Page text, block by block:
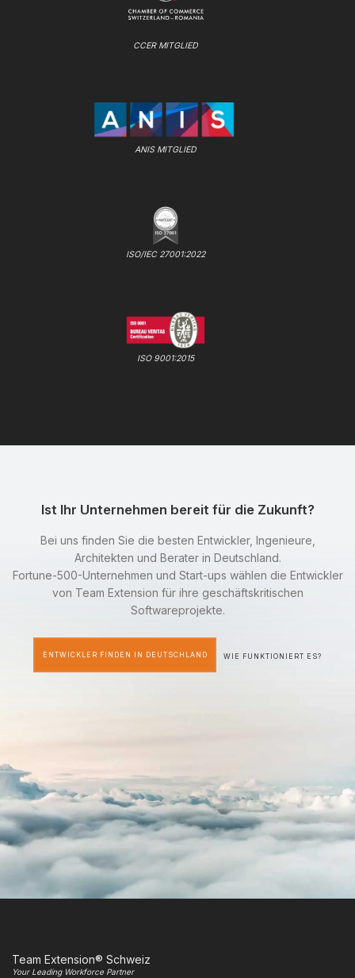
CCER MITGLIED
ANIS MITGLIED
ISO/IEC 27001:2022
ISO 9001:2015
Ist Ihr Unternehmen bereit für die Zukunft?
Bei uns finden Sie die besten Entwickler, Ingenieure,
Architekten und Berater in Deutschland.
Fortune-500-Unternehmen und Start-ups wählen die Entwickler
von Team Extension für ihre geschäftskritischen
Softwareprojekte.
ENTWICKLER FINDEN IN DEUTSCHLAND WIE FUNKTIONIERT ES?
Team Extension® Schweiz
Your Leading Workforce Partner